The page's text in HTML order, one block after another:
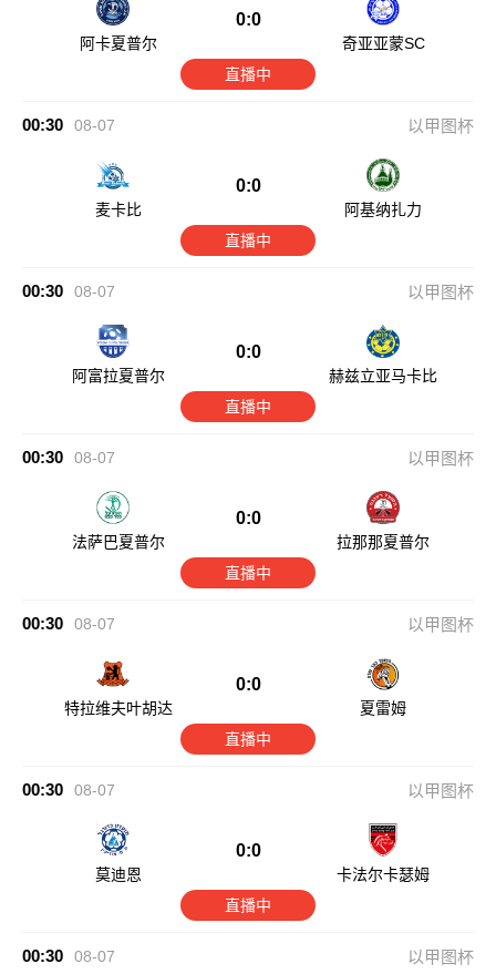
阿卡夏普尔
0:0
奇亚亚蒙SC
直播中
00:30 08-07 以甲图杯
麦卡比
0:0
阿基纳扎力
直播中
00:30 08-07 以甲图杯
阿富拉夏普尔
0:0
赫兹立亚马卡比
直播中
00:30 08-07 以甲图杯
法萨巴夏普尔
0:0
拉那那夏普尔
直播中
00:30 08-07 以甲图杯
特拉维夫叶胡达
0:0
夏雷姆
直播中
00:30 08-07 以甲图杯
莫迪恩
0:0
卡法尔卡瑟姆
直播中
00:30 08-07 以甲图杯